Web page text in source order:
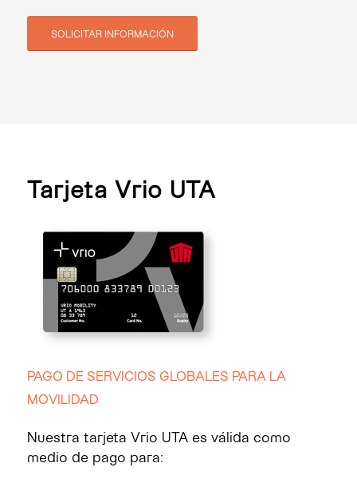
SOLICITAR INFORMACIÓN
Tarjeta Vrio UTA
PAGO DE SERVICIOS GLOBALES PARA LA
MOVILIDAD
Nuestra tarjeta Vrio UTA es válida como
medio de pago para: